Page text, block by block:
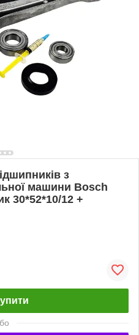
з
машини Bosch
30*52*10/12 +